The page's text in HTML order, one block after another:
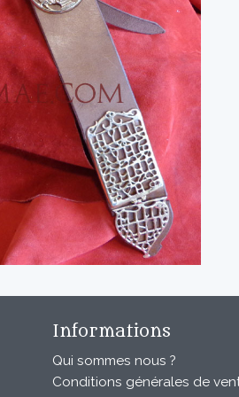
Informations
Qui sommes nous ?
Conditions générales de